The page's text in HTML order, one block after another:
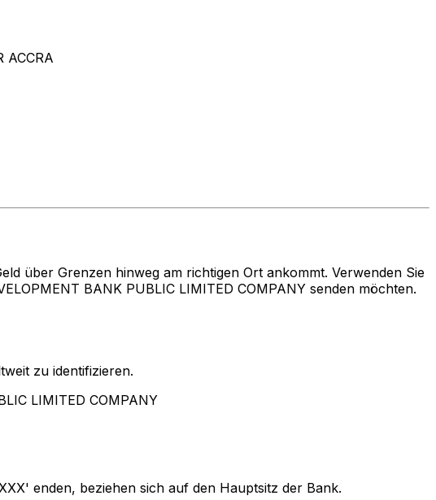
ACCRA
über Grenzen hinweg am richtigen Ort ankommt. Verwenden Sie
BANK PUBLIC LIMITED COMPANY senden möchten.
zu identifizieren.
LIMITED COMPANY
enden, beziehen sich auf den Hauptsitz der Bank.